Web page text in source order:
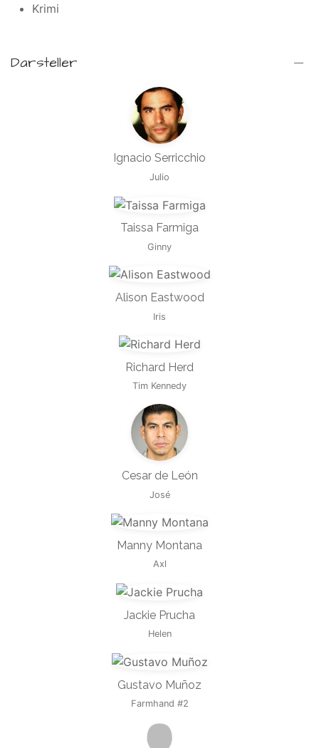
Krimi
Darsteller
Ignacio Serricchio
Julio
Taissa Farmiga
Ginny
Alison Eastwood
Iris
Richard Herd
Tim Kennedy
Cesar de León
José
Manny Montana
Axl
Jackie Prucha
Helen
Gustavo Muñoz
Farmhand #2